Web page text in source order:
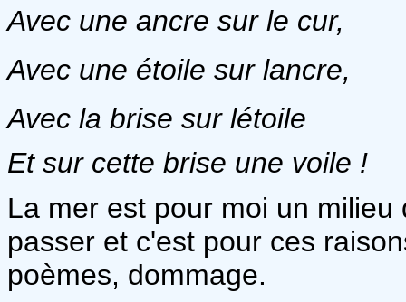
Avec une ancre sur le cur,
Avec une étoile sur lancre,
Avec la brise sur létoile
Et sur cette brise une voile !
La mer est pour moi un
passer et c'est pour ces
poèmes, dommage.